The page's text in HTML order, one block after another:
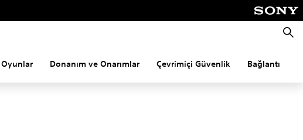
Oyunlar Donanım ve Onarımlar Çevrimiçi Güvenlik Bağlantı